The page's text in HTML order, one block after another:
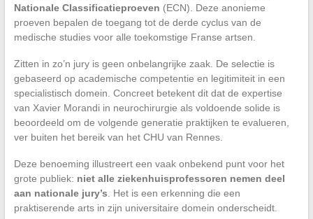
Nationale Classificatieproeven (ECN). Deze anonieme
proeven bepalen de toegang tot de derde cyclus van de
medische studies voor alle toekomstige Franse artsen.
Zitten in zo’n jury is geen onbelangrijke zaak. De selectie is
gebaseerd op academische competentie en legitimiteit in een
specialistisch domein. Concreet betekent dit dat de expertise
van Xavier Morandi in neurochirurgie als voldoende solide is
beoordeeld om de volgende generatie praktijken te evalueren,
ver buiten het bereik van het CHU van Rennes.
Deze benoeming illustreert een vaak onbekend punt voor het
grote publiek: niet alle ziekenhuisprofessoren nemen deel
aan nationale jury’s . Het is een erkenning die een
praktiserende arts in zijn universitaire domein onderscheidt.